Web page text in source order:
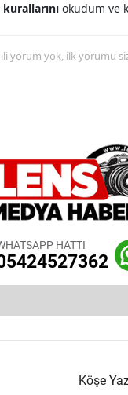
okudum ve
yorum yok, ilk yorumu siz
HATTI
Köşe